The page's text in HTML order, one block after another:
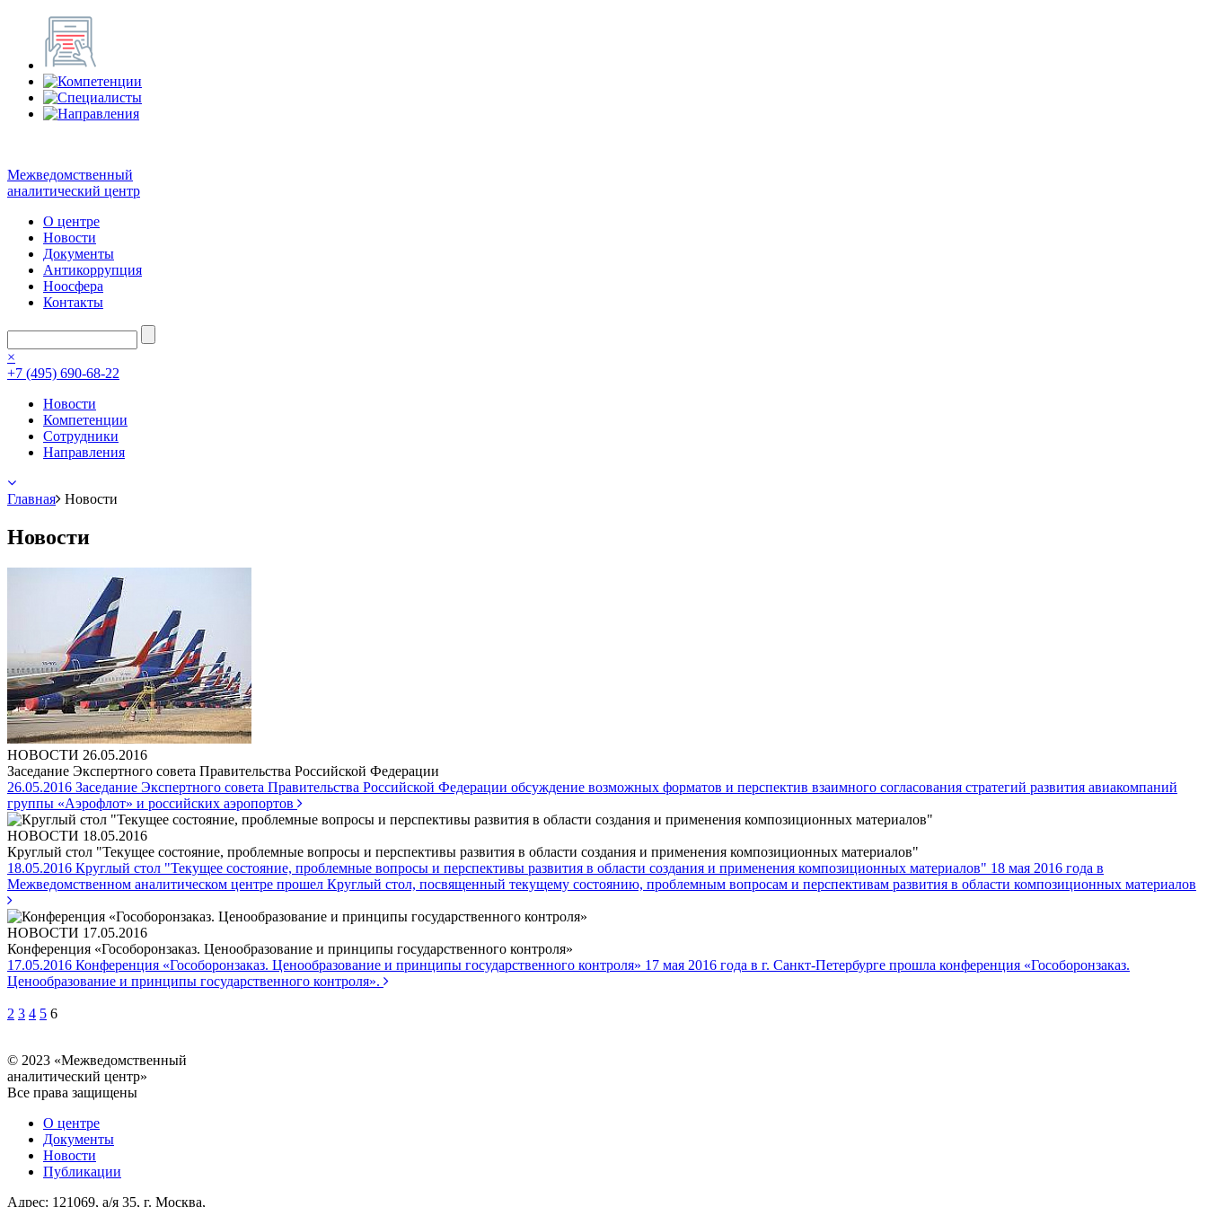
Межведомственный
аналитический центр
О центре
Новости
Документы
Антикоррупция
Ноосфера
Контакты
×
+7 (495) 690-68-22
Новости
Компетенции
Сотрудники
Направления
Главная Новости
Новости
НОВОСТИ 26.05.2016
Заседание Экспертного совета Правительства Российской Федерации
26.05.2016 Заседание Экспертного совета Правительства Российской Федерации обсуждение возможных форматов и перспектив взаимного согласования стратегий развития авиакомпаний
группы «Аэрофлот» и российских аэропортов
НОВОСТИ 18.05.2016
Круглый стол "Текущее состояние, проблемные вопросы и перспективы развития в области создания и применения композиционных материалов"
18.05.2016 Круглый стол "Текущее состояние, проблемные вопросы и перспективы развития в области создания и применения композиционных материалов" 18 мая 2016 года в
Межведомственном аналитическом центре прошел Круглый стол, посвященный текущему состоянию, проблемным вопросам и перспективам развития в области композиционных материалов
НОВОСТИ 17.05.2016
Конференция «Гособоронзаказ. Ценообразование и принципы государственного контроля»
17.05.2016 Конференция «Гособоронзаказ. Ценообразование и принципы государственного контроля» 17 мая 2016 года в г. Санкт-Петербурге прошла конференция «Гособоронзаказ.
Ценообразование и принципы государственного контроля».
2 3 4 5 6
© 2023 «Межведомственный
аналитический центр»
Все права защищены
О центре
Документы
Новости
Публикации
Адрес: 121069, а/я 35, г. Москва,